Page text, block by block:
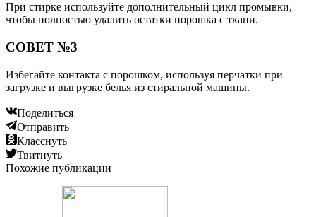
При стирке используйте дополнительный цикл промывки,
чтобы полностью удалить остатки порошка с ткани.
СОВЕТ №3
Избегайте контакта с порошком, используя перчатки при
загрузке и выгрузке белья из стиральной машины.
Поделиться
Отправить
Класснуть
Твитнуть
Похожие публикации